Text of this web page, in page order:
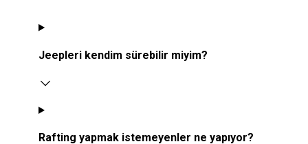
Jeepleri kendim sürebilir miyim?
Rafting yapmak istemeyenler ne yapıyor?